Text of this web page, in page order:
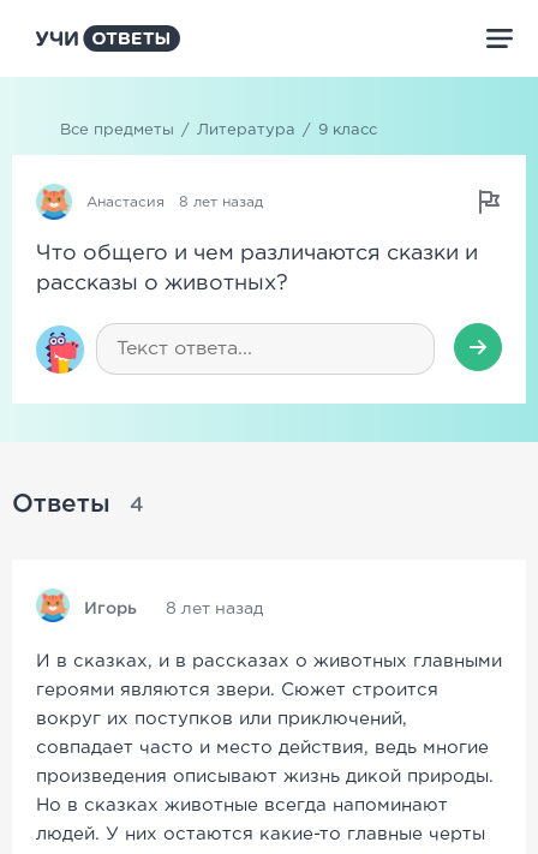
Все предметы / Литература / 9 класс
Анастасия 8 лет назад
Что общего и чем различаются сказки и
рассказы о животных?
Ответы 4
Игорь 8 лет назад
И в сказках, и в рассказах о животных главными
героями являются звери. Сюжет строится
вокруг их поступков или приключений,
совпадает часто и место действия, ведь многие
произведения описывают жизнь дикой природы.
Но в сказках животные всегда напоминают
людей. У них остаются какие-то главные черты